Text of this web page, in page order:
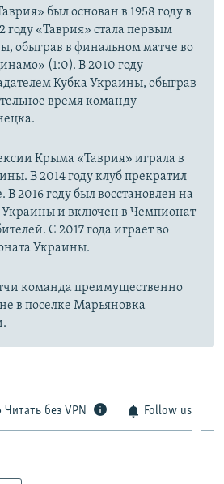
был основан в 1958 году в
году «Таврия» стала первым
обыграв в финальном матче во
(1:0). В 2010 году
Кубка Украины, обыграв
время команду
Крыма «Таврия» играла в
В 2014 году клуб прекратил
В 2016 году был восстановлен на
Украины и включен в Чемпионат
С 2017 года играет во
Украины.
команда преимущественно
в поселке Марьяновка
Читать без VPN Follow us